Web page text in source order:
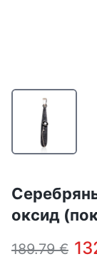
оксид
189.79 €